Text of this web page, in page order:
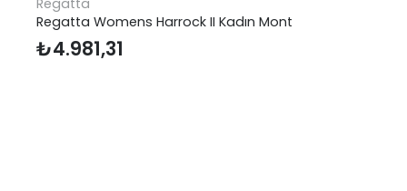
Regatta
Regatta Womens Harrock II Kadın Mont
₺4.981,31